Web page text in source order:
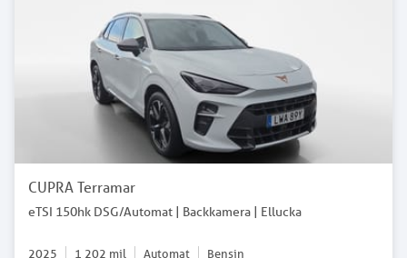
CUPRA Terramar
eTSI 150hk DSG/Automat | Backkamera | Ellucka
2025 1 202 mil Automat Bensin